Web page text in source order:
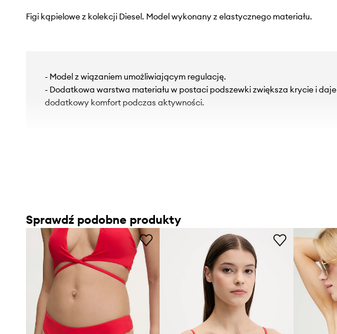
Figi kąpielowe z kolekcji Diesel. Model wykonany z elastycznego materiału.
- Model z wiązaniem umożliwiającym regulację.
- Dodatkowa warstwa materiału w postaci podszewki zwiększa krycie i daje
dodatkowy komfort podczas aktywności.
Sprawdź podobne produkty